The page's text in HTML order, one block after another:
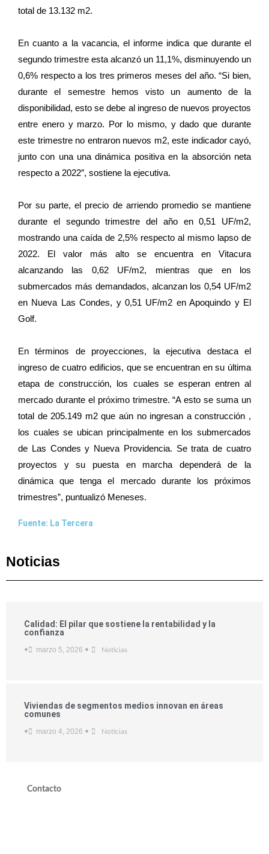
total de 13.132 m2.
En cuanto a la vacancia, el informe indica que durante el
segundo trimestre esta alcanzó un 11,1%, disminuyendo un
0,6% respecto a los tres primeros meses del año. “Si bien,
durante el semestre hemos visto un aumento de la
disponibilidad, esto se debe al ingreso de nuevos proyectos
entre enero y marzo. Por lo mismo, y dado que durante
este trimestre no entraron nuevos m2, este indicador cayó,
junto con una una dinámica positiva en la absorción neta
respecto a 2022″, sostiene la ejecutiva.
Por su parte, el precio de arriendo promedio se mantiene
durante el segundo trimestre del año en 0,51 UF/m2,
mostrando una caída de 2,5% respecto al mismo lapso de
2022. El valor más alto se encuentra en Vitacura
alcanzando las 0,62 UF/m2, mientras que en los
submercados más demandados, alcanzan los 0,54 UF/m2
en Nueva Las Condes, y 0,51 UF/m2 en Apoquindo y El
Golf.
En términos de proyecciones, la ejecutiva destaca el
ingreso de cuatro edificios, que se encuentran en su última
etapa de construcción, los cuales se esperan entren al
mercado durante el próximo trimestre. “A esto se suma un
total de 205.149 m2 que aún no ingresan a construcción ,
los cuales se ubican principalmente en los submercados
de Las Condes y Nueva Providencia. Se trata de cuatro
proyectos y su puesta en marcha dependerá de la
dinámica que tenga el mercado durante los próximos
trimestres”, puntualizó Meneses.
Fuente: La Tercera
Noticias
Calidad: El pilar que sostiene la rentabilidad y la
confianza
• marzo 5, 2026 • Noticias
Viviendas de segmentos medios innovan en áreas
comunes
• marzo 4, 2026 • Noticias
Contacto